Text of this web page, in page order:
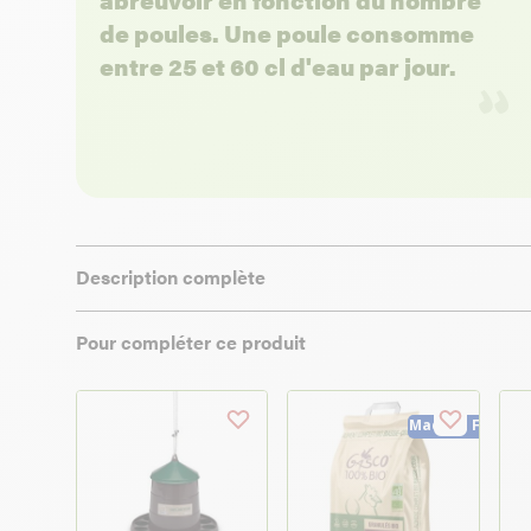
de poules. Une poule consomme
entre 25 et 60 cl d'eau par jour.
Description complète
Pour compléter ce produit
Made in France